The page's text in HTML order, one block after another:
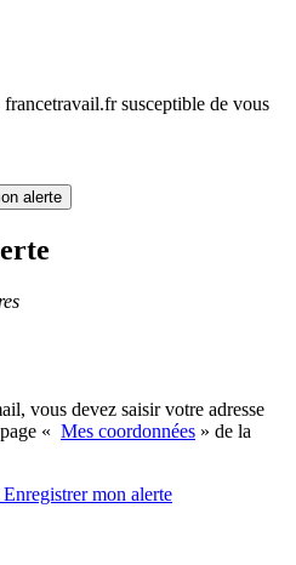
susceptible de vous
alerte
vous devez saisir votre adresse
« Mes coordonnées » de la
Enregistrermon alerte